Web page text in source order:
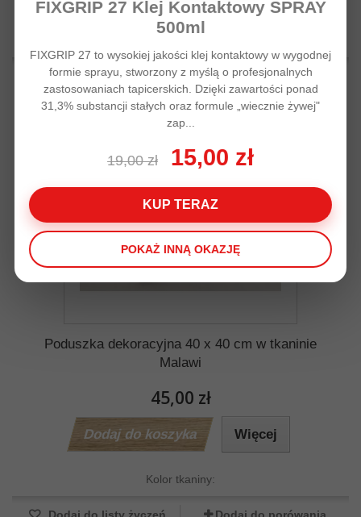
Dodaj do listy życzeń Dodaj do porówania
Poduszka dekoracyjna 40 x 40 cm w tkaninie
Malawi
45,00 zł
Dodaj do koszyka Więcej
Kolor tkaniny:
FIXGRIP 27 Klej Kontaktowy SPRAY
500ml
FIXGRIP 27 to wysokiej jakości klej kontaktowy w wygodnej
formie sprayu, stworzony z myślą o profesjonalnych
zastosowaniach tapicerskich. Dzięki zawartości ponad
31,3% substancji stałych oraz formule „wiecznie żywej"
zap...
19,00 zł 15,00 zł
KUP TERAZ
POKAŻ INNĄ OKAZJĘ